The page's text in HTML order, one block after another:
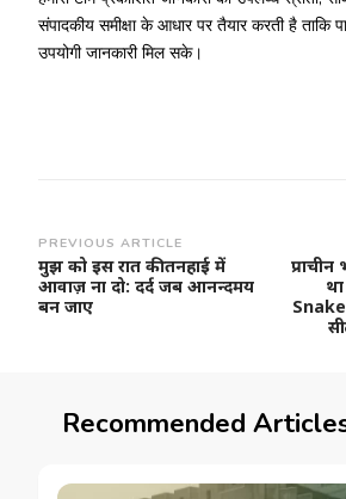
संपादकीय समीक्षा के आधार पर तैयार करती है ताकि
उपयोगी जानकारी मिल सके।
Post
Navigation
PREVIOUS ARTICLE
मुझ को इस रात की तनहाई में
आवाज़ ना दो: दर्द जब आनन्दमय
बन जाए
Recommended